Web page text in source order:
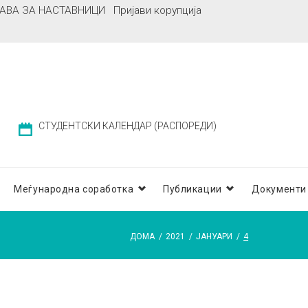
ЗА НАСТАВНИЦИ Пријави корупција
СТУДЕНТСКИ КАЛЕНДАР (РАСПОРЕДИ)
Меѓународна соработка Публикации Документи
ДОМА / 2021 / ЈАНУАРИ / 4